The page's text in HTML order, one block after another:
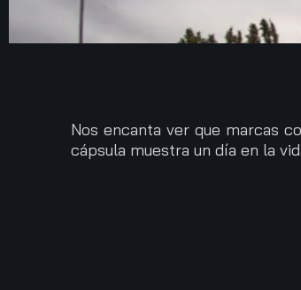
Nos encanta ver que marcas
cápsula muestra un día en la